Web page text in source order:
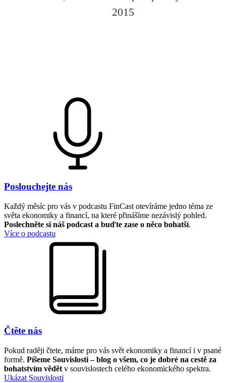
2015
Poslouchejte nás
Každý měsíc pro vás v podcastu FinCast otevíráme jedno téma ze
světa ekonomiky a financí, na které přinášíme nezávislý pohled.
Poslechněte si náš podcast a buďte zase o něco bohatší.
Více o podcastu
Čtěte nás
Pokud raději čtete, máme pro vás svět ekonomiky a financí i v psané
formě. Píšeme Souvislosti – blog o všem, co je dobré na cestě za
bohatstvím vědět v souvislostech celého ekonomického spektra.
Ukázat Souvislosti